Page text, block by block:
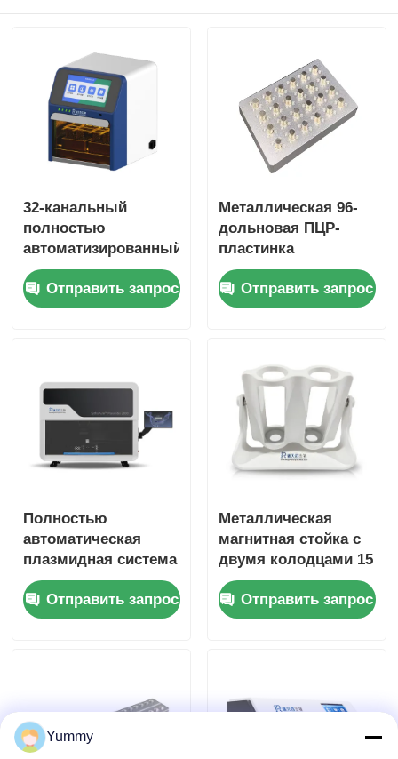
Магнитные шарики для сортировки клеток
Магнитное очищение протеина шариков
Магнитные бисеры с поверхностной активацией
Автоматизированные приборы и расходные
32-канальный
полностью
автоматизированный
экстрактор
нуклеиновой
кислоты
Отправить запрос
Металлическая 96-
дольновая ПЦР-
пластинка
магнитная стойка
Отправить запрос
Полностью
автоматическая
плазмидная система
2000
Отправить запрос
Металлическая
магнитная стойка с
двумя колодцами 15
мл / 50 мл
Отправить запрос
Yummy